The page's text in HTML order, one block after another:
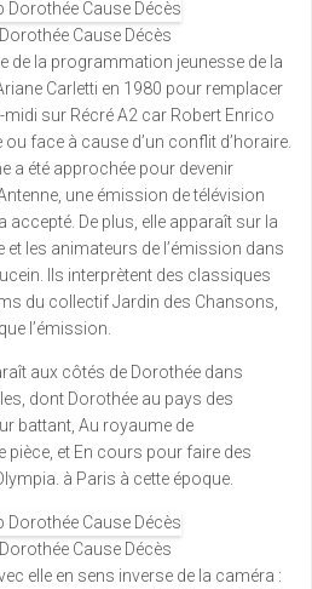
Cause Décès
de la programmation jeunesse de la
Carletti en 1980 pour remplacer
sur Récré A2 car Robert Enrico
ou face à cause d’un conflit d’horaire.
a été approchée pour devenir
une émission de télévision
accepté. De plus, elle apparaît sur la
les animateurs de l’émission dans
Ils interprètent des classiques
du collectif Jardin des Chansons,
l’émission.
aux côtés de Dorothée dans
dont Dorothée au pays des
battant, Au royaume de
pièce, et En cours pour faire des
à Paris à cette époque.
Cause Décès
elle en sens inverse de la caméra :